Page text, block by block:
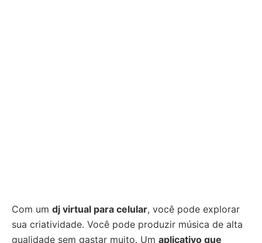
Com um dj virtual para celular, você pode explorar
sua criatividade. Você pode produzir música de alta
qualidade sem gastar muito. Um aplicativo que